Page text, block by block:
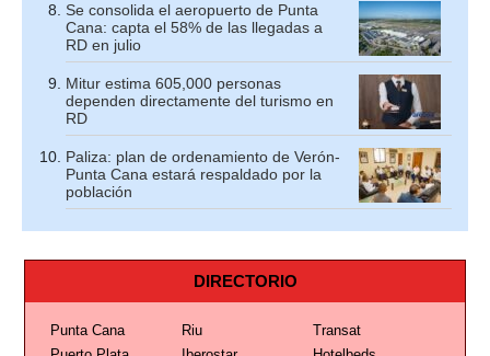
Se consolida el aeropuerto de Punta
Cana: capta el 58% de las llegadas a
RD en julio
Mitur estima 605,000 personas
dependen directamente del turismo en
RD
Paliza: plan de ordenamiento de Verón-
Punta Cana estará respaldado por la
población
DIRECTORIO
Punta Cana Riu
Transat